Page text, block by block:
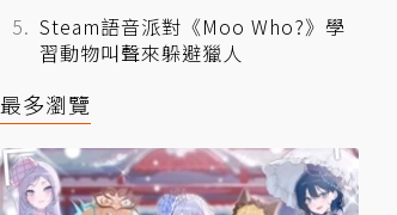
Steam語音派對《Moo Who?》學
習動物叫聲來躲避獵人
最多瀏覽